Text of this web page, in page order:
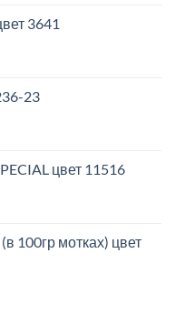
3641
23
цвет 11516
100гр мотках) цвет